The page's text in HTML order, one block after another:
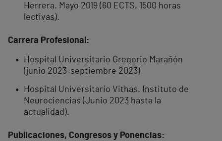
Herrera. Mayo 2019 (60 ECTS, 1500 horas
lectivas).
Carrera Profesional:
Hospital Universitario Gregorio Marañón
(junio 2023-septiembre 2023)
Hospital Universitario Vithas. Instituto de
Neurociencias (Junio 2023 hasta la
actualidad).
Publicaciones, Congresos y Ponencias: